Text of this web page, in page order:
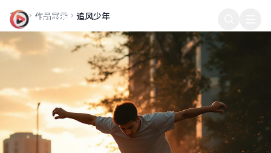
老哥影院
首页 作品展示 追风少年